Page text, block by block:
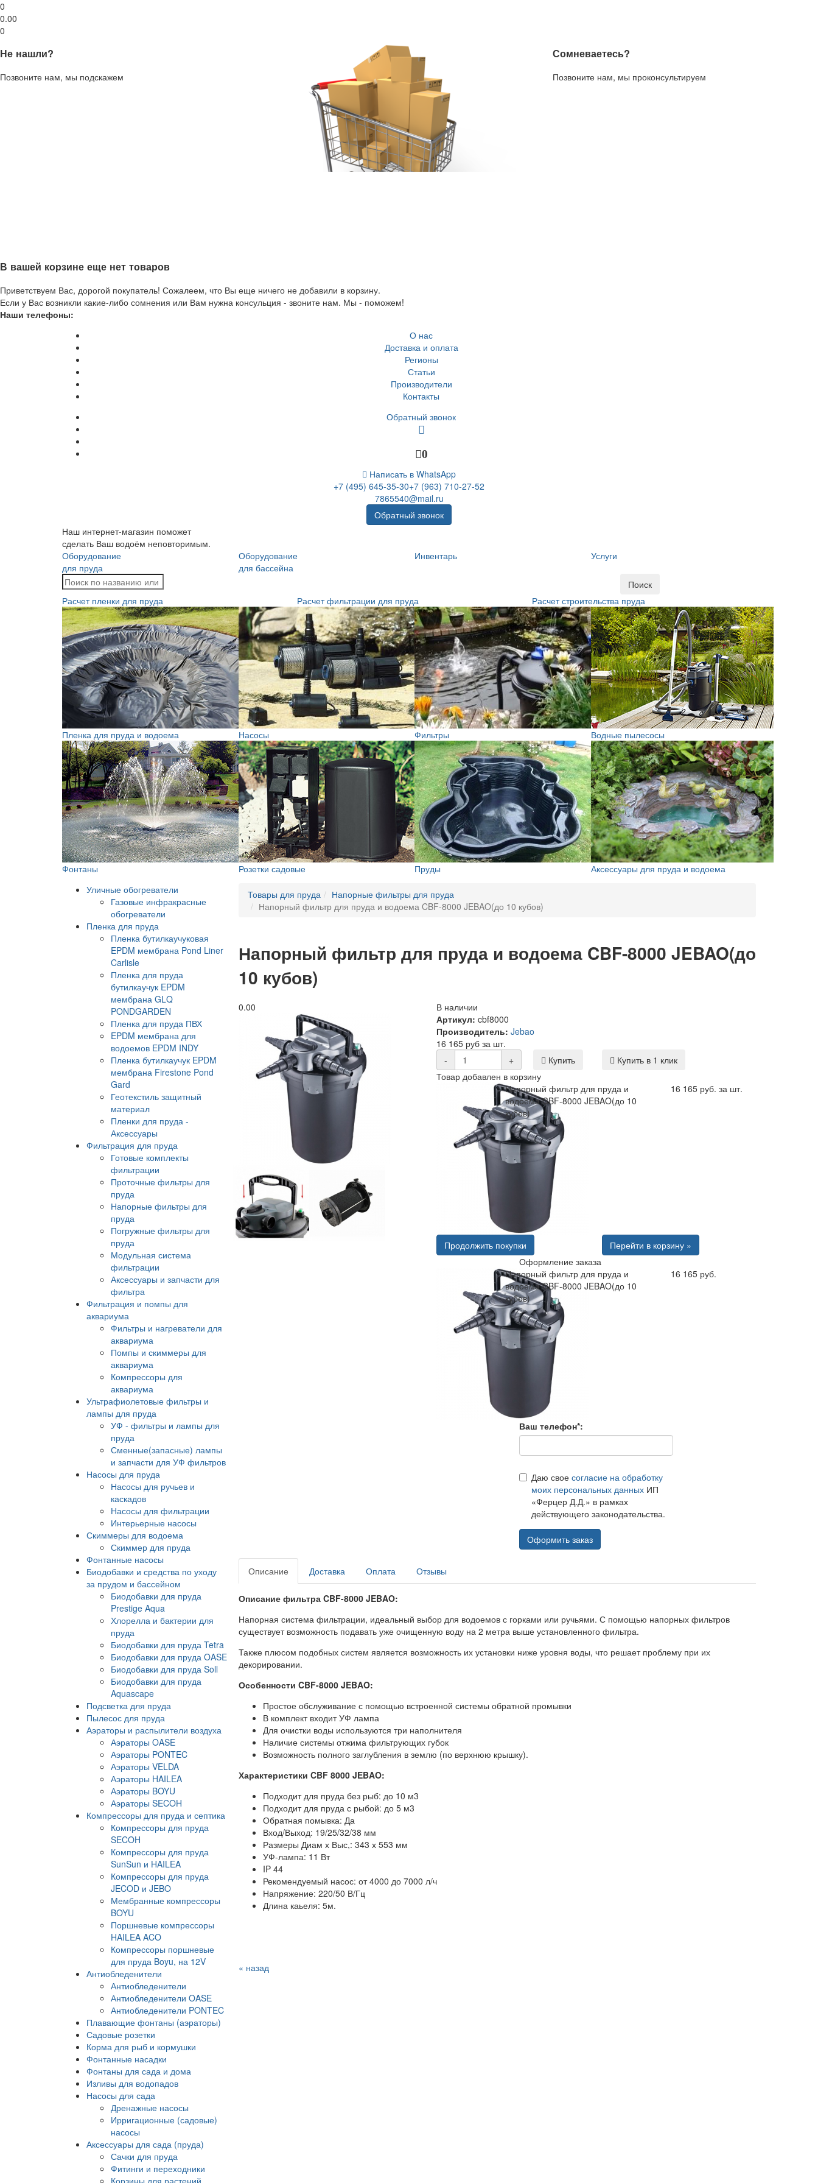
0
0.00
0
Не нашли?
Позвоните нам, мы подскажем
Сомневаетесь?
Позвоните нам, мы проконсультируем
В вашей корзине еще нет товаров
Приветствуем Вас, дорогой покупатель! Сожалеем, что Вы еще ничего не добавили в корзину.
Если у Вас возникли какие-либо сомнения или Вам нужна консульция - звоните нам. Мы - поможем!
Наши телефоны:
О нас
Доставка и оплата
Регионы
Статьи
Производители
Контакты
Обратный звонок
0
Написать в WhatsApp
+7 (495) 645-35-30+7 (963) 710-27-52
7865540@mail.ru
Обратный звонок
Наш интернет-магазин поможет
сделать Ваш водоём неповторимым.
Оборудование
для пруда
Оборудование
для бассейна
Инвентарь Услуги
Поиск
Расчет пленки для пруда
Расчет фильтрации для пруда Расчет строительства пруда
Пленка для пруда и водоема Насосы Фильтры Водные пылесосы
Фонтаны Розетки садовые Пруды
Аксессуары для пруда и водоема
Уличные обогреватели
Газовые инфракрасные
обогреватели
Пленка для пруда
Пленка бутилкаучуковая
EPDM мембрана Pond Liner
Carlisle
Пленка для пруда
бутилкаучук EPDM
мембрана GLQ
PONDGARDEN
Пленка для пруда ПВХ
EPDM мембрана для
водоемов EPDM INDY
Пленка бутилкаучук EPDM
мембрана Firestone Pond
Gard
Геотекстиль защитный
материал
Пленки для пруда -
Аксессуары
Фильтрация для пруда
Готовые комплекты
фильтрации
Проточные фильтры для
пруда
Напорные фильтры для
пруда
Погружные фильтры для
пруда
Модульная система
фильтрации
Аксессуары и запчасти для
фильтра
Фильтрация и помпы для
аквариума
Фильтры и нагреватели для
аквариума
Помпы и скиммеры для
аквариума
Компрессоры для
аквариума
Ультрафиолетовые фильтры и
лампы для пруда
УФ - фильтры и лампы для
пруда
Сменные(запасные) лампы
и запчасти для УФ фильтров
Насосы для пруда
Насосы для ручьев и
каскадов
Насосы для фильтрации
Интерьерные насосы
Скиммеры для водоема
Скиммер для пруда
Фонтанные насосы
Биодобавки и средства по уходу
за прудом и бассейном
Биодобавки для пруда
Prestige Aqua
Хлорелла и бактерии для
пруда
Биодобавки для пруда Tetra
Биодобавки для пруда OASE
Биодобавки для пруда Soll
Биодобавки для пруда
Aquascape
Подсветка для пруда
Пылесос для пруда
Аэраторы и распылители воздуха
Аэраторы OASE
Аэраторы PONTEC
Аэраторы VELDA
Аэраторы HAILEA
Аэраторы BOYU
Аэраторы SECOH
Компрессоры для пруда и септика
Компрессоры для пруда
SECOH
Компрессоры для пруда
SunSun и HAILEA
Компрессоры для пруда
JECOD и JEBO
Мембранные компрессоры
BOYU
Поршневые компрессоры
HAILEA ACO
Компрессоры поршневые
для пруда Boyu, на 12V
Антиобледенители
Антиобледенители
Антиобледенители OASE
Антиобледенители PONTEC
Плавающие фонтаны (аэраторы)
Садовые розетки
Корма для рыб и кормушки
Фонтанные насадки
Фонтаны для сада и дома
Изливы для водопадов
Насосы для сада
Дренажные насосы
Ирригационные (садовые)
насосы
Аксессуары для сада (пруда)
Сачки для пруда
Фитинги и переходники
Корзины для растений
Товары для пруда
Напорные фильтры для пруда
Напорный фильтр для пруда и водоема CBF-8000 JEBAO(до 10 кубов)
Напорный фильтр для пруда и водоема CBF-8000 JEBAO(до
10 кубов)
0.00
В наличии
Артикул: cbf8000
Производитель: Jebao
16 165 руб за шт.
-
+ Купить
Купить в 1 клик
Товар добавлен в корзину
Напорный фильтр для пруда и
водоема CBF-8000 JEBAO(до 10
кубов)
16 165 руб. за шт.
Продолжить покупки
Перейти в корзину »
Оформление заказа
Напорный фильтр для пруда и
водоема CBF-8000 JEBAO(до 10
кубов)
16 165 руб.
Ваш телефон*:
Даю свое согласие на обработку
моих персональных данныхИП
«Ферцер Д.Д.» в рамках
действующего законодательства.
Оформить заказ
Описание Доставка Оплата Отзывы
Описание фильтра CBF-8000 JEBAO:
Напорная система фильтрации, идеальный выбор для водоемов с горками или ручьями. С помощью напорных фильтров
существует возможность подавать уже очищенную воду на 2 метра выше установленного фильтра.
Также плюсом подобных систем является возможность их установки ниже уровня воды, что решает проблему при их
декорировании.
Особенности CBF-8000 JEBAO:
Простое обслуживание с помощью встроенной системы обратной промывки
В комплект входит УФ лампа
Для очистки воды используются три наполнителя
Наличие системы отжима фильтрующих губок
Возможность полного заглубления в землю (по верхнюю крышку).
Характеристики CBF 8000 JEBAO:
Подходит для пруда без рыб: до 10 м3
Подходит для пруда с рыбой: до 5 м3
Обратная помывка: Да
Вход/Выход: 19/25/32/38 мм
Размеры Диам х Выс,: 343 х 553 мм
УФ-лампа: 11 Вт
IP 44
Рекомендуемый насос: от 4000 до 7000 л/ч
Напряжение: 220/50 В/Гц
Длина каьеля: 5м.
« назад